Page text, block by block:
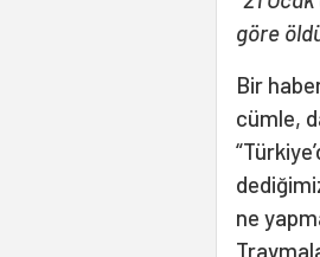
göre
Bir
cümle,
ne